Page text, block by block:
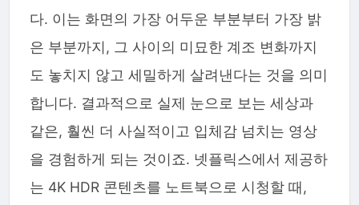
다. 이는 화면의 가장 어두운 부분부터 가장 밝
은 부분까지, 그 사이의 미묘한 계조 변화까지
도 놓치지 않고 세밀하게 살려낸다는 것을 의미
합니다. 결과적으로 실제 눈으로 보는 세상과
같은, 훨씬 더 사실적이고 입체감 넘치는 영상
을 경험하게 되는 것이죠. 넷플릭스에서 제공하
는 4K HDR 콘텐츠를 노트북으로 시청할 때,